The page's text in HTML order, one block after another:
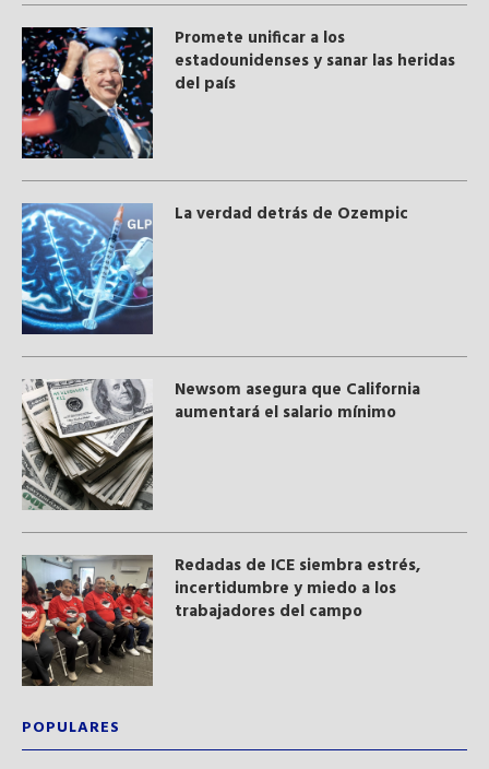
Promete unificar a los
estadounidenses y sanar las heridas
del país
La verdad detrás de Ozempic
Newsom asegura que California
aumentará el salario mínimo
​Redadas de ICE siembra estrés,
incertidumbre y miedo a los
trabajadores del campo
POPULARES